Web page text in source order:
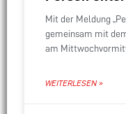
Mit der Meldung
gemeinsam mit
am
WEITERLESEN »